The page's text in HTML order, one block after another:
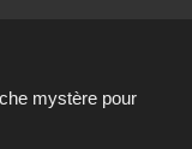
mystère pour